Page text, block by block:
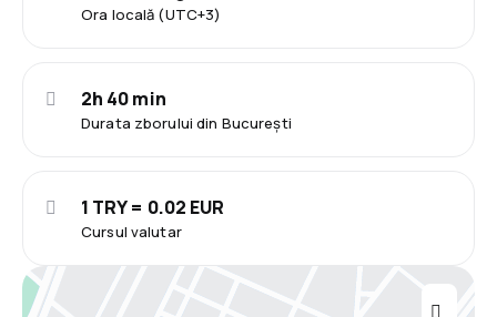
Ora locală (UTC+3)
Durata zborului din București
2h 40 min
Cursul valutar
1 TRY = 0.02 EUR